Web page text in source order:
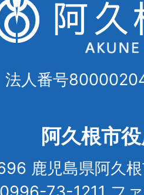
法人番号
阿久根市
鹿児島県阿久